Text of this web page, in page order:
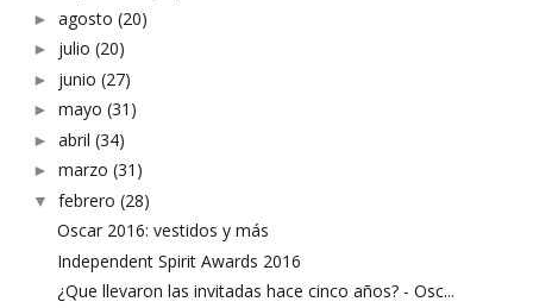
► agosto (20)
► julio (20)
► junio (27)
► mayo (31)
► abril (34)
► marzo (31)
▼ febrero (28)
Oscar 2016: vestidos y más
Independent Spirit Awards 2016
¿Que llevaron las invitadas hace cinco años? - Osc...